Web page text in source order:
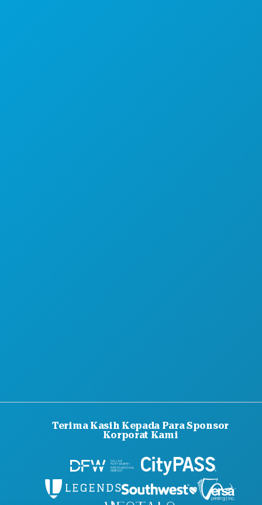
Terima Kasih Kepada Para Sponsor
Korporat Kami